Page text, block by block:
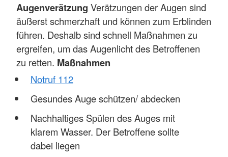
Augenverätzung Verätzungen der Augen sind
äußerst schmerzhaft und können zum Erblinden
führen. Deshalb sind schnell Maßnahmen zu
ergreifen, um das Augenlicht des Betroffenen
zu retten. Maßnahmen
Notruf 112
Gesundes Auge schützen/ abdecken
Nachhaltiges Spülen des Auges mit
klarem Wasser. Der Betroffene sollte
dabei liegen